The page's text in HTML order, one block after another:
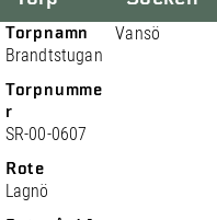
Torpnamn
Brandtstugan
Torpnumme
r
SR-00-0607
Rote
Lagnö
Vansö